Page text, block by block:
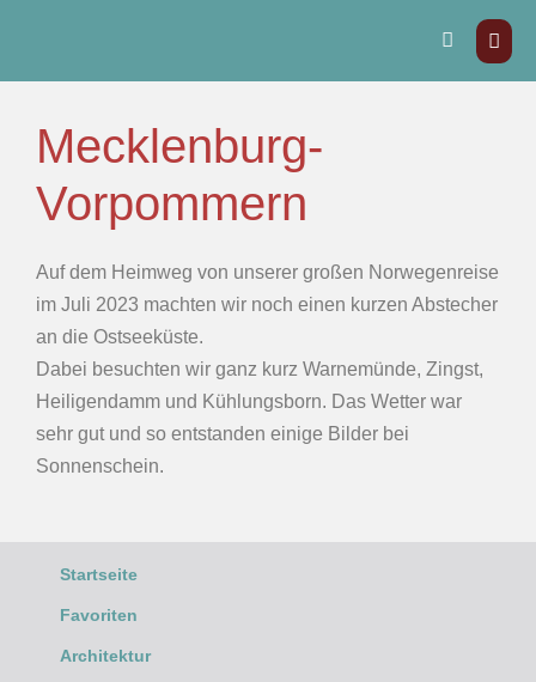
Mecklenburg-
Vorpommern
Auf dem Heimweg von unserer großen Norwegenreise
im Juli 2023 machten wir noch einen kurzen Abstecher
an die Ostseeküste.
Dabei besuchten wir ganz kurz Warnemünde, Zingst,
Heiligendamm und Kühlungsborn. Das Wetter war
sehr gut und so entstanden einige Bilder bei
Sonnenschein.
Startseite
Favoriten
Architektur